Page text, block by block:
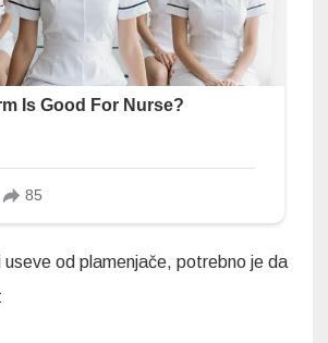
useve od plamenjače, potrebno je da